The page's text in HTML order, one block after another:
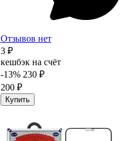
Отзывов нет
3 ₽
кешбэк на счёт
-13% 230 ₽
200 ₽
Купить